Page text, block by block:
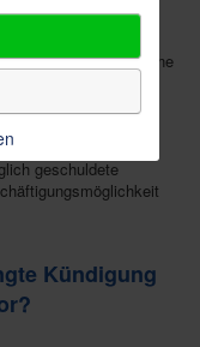
Verkaufsstellen
mit einem
konnte er seine
Der
dauerhaft
geschuldete
Kündigung